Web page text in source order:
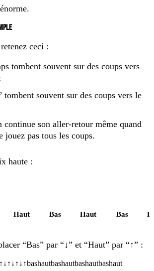
ceci :
tombent souvent sur des coups vers
tombent souvent sur des coups vers le
continue son aller-retour même quand
jouez pas tous les coups.
haute :
Haut Bas Haut Bas
“Bas” par “↓” et “Haut” par “↑” :
↑ ↓ ↑ ↓ ↑ ↓ ↑bashautbashautbashautbashaut